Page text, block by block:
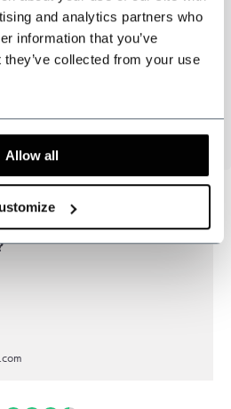
and analytics partners who
information that you’ve
collected from your use
Allow all